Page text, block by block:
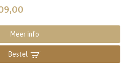
Meer info
Bestel